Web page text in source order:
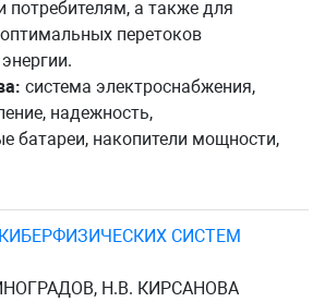
потребителям, а также для
перетоков
система электроснабжения,
надежность,
батареи, накопители мощности,
СИСТЕМ
Н.В. КИРСАНОВА